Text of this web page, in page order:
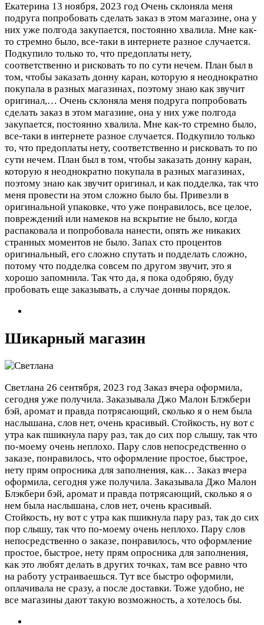
Екатерина 13 ноября, 2023 год Очень склоняла меня
подруга попробовать сделать заказ в этом магазине, она у
них уже полгода закупается, постоянно хвалила. Мне как-
то стремно было, все-таки в интернете разное случается.
Подкупило только то, что предоплаты нету,
соответственно и рисковать то по сути нечем. План был в
том, чтобы заказать донну каран, которую я неоднократно
покупала в разных магазинах, поэтому знаю как звучит
оригинал,… Очень склоняла меня подруга попробовать
сделать заказ в этом магазине, она у них уже полгода
закупается, постоянно хвалила. Мне как-то стремно было,
все-таки в интернете разное случается. Подкупило только
то, что предоплаты нету, соответственно и рисковать то по
сути нечем. План был в том, чтобы заказать донну каран,
которую я неоднократно покупала в разных магазинах,
поэтому знаю как звучит оригинал, и как подделка, так что
меня провести на этом сложно было бы. Привезли в
оригинальной упаковке, что уже понравилось, все целое,
повреждений или намеков на вскрытие не было, когда
распаковала и попробовала нанести, опять же никаких
странных моментов не было. Запах сто процентов
оригинальный, его сложно спутать и подделать сложно,
потому что подделка совсем по другом звучит, это я
хорошо запомнила. Так что да, я пока одобряю, буду
пробовать еще заказывать, а случае донны порядок.
Шикарный магазин
Светлана 26 сентября, 2023 год Заказ вчера оформила,
сегодня уже получила. Заказывала Джо Малон Блэкбери
бэй, аромат и правда потрясающий, сколько я о нем была
наслышана, слов нет, очень красивый. Стойкость, ну вот с
утра как пшикнула пару раз, так до сих пор слышу, так что
по-моему очень неплохо. Пару слов непосредственно о
заказе, понравилось, что оформление простое, быстрое,
нету прям опросника для заполнения, как… Заказ вчера
оформила, сегодня уже получила. Заказывала Джо Малон
Блэкбери бэй, аромат и правда потрясающий, сколько я о
нем была наслышана, слов нет, очень красивый.
Стойкость, ну вот с утра как пшикнула пару раз, так до сих
пор слышу, так что по-моему очень неплохо. Пару слов
непосредственно о заказе, понравилось, что оформление
простое, быстрое, нету прям опросника для заполнения,
как это любят делать в других точках, там все равно что
на работу устраиваешься. Тут все быстро оформили,
оплачивала не сразу, а после доставки. Тоже удобно, не
все магазины дают такую возможность, а хотелось бы.